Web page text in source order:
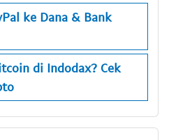
ke Dana & Bank
di Indodax? Cek